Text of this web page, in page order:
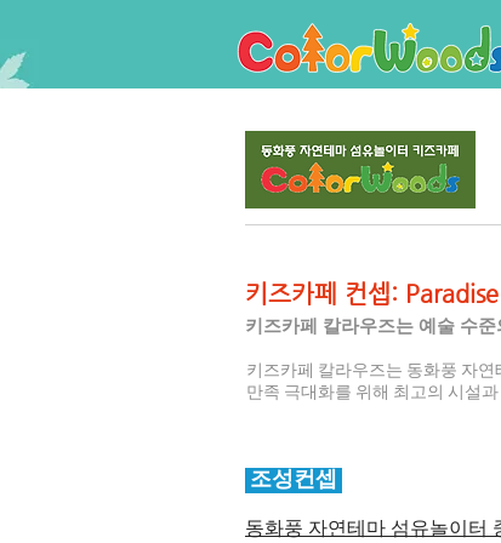
키즈카페 컨셉:
키즈카페 칼라우즈는 예술 수
키즈카페 칼라우즈는 동화풍 자
만족 극대화를 위해 최고의 시설
조성컨셉
동화풍 자연테마 섬유놀이터